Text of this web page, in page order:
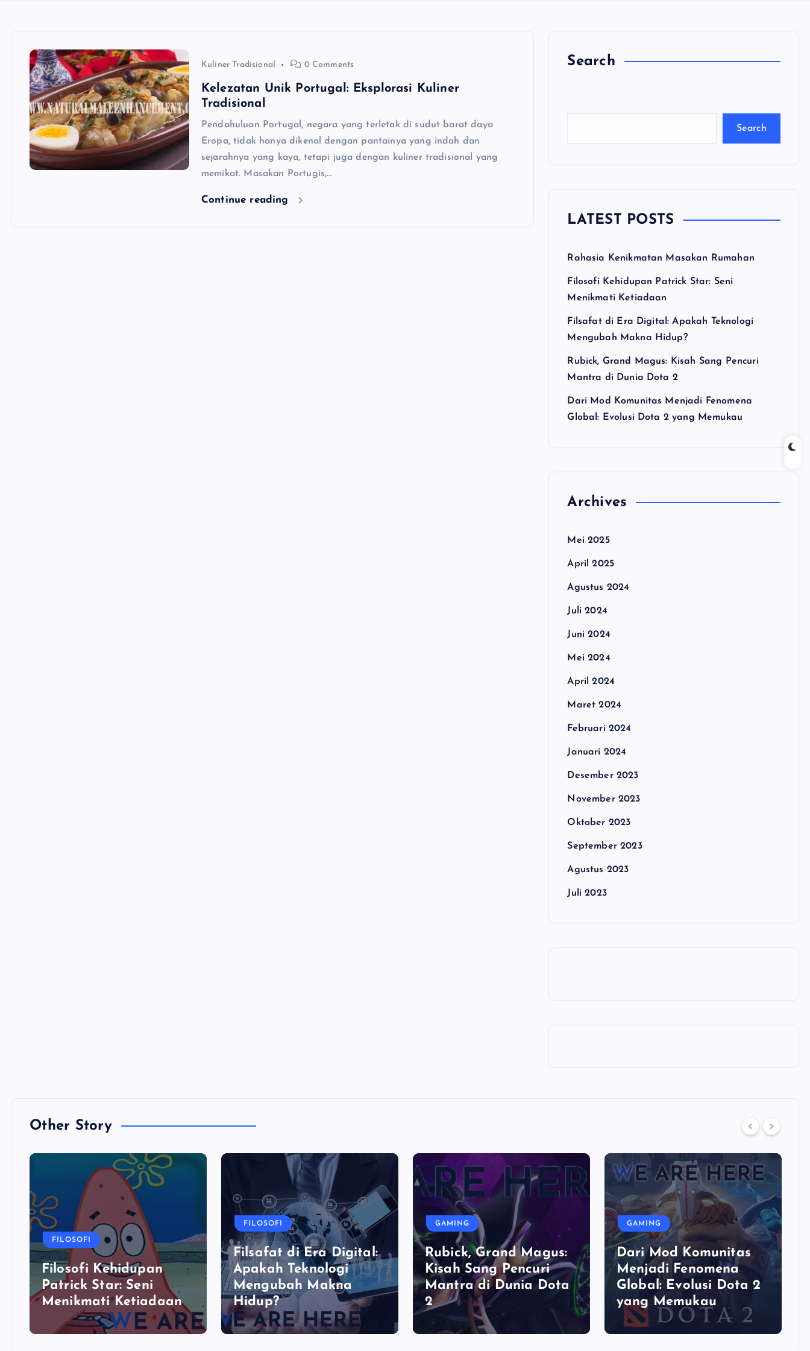
Kuliner Tradisional 0 Comments
Kelezatan Unik Portugal: Eksplorasi Kuliner
Tradisional
Pendahuluan Portugal, negara yang terletak di sudut barat daya
Eropa, tidak hanya dikenal dengan pantainya yang indah dan
sejarahnya yang kaya, tetapi juga dengan kuliner tradisional yang
memikat. Masakan Portugis,…
Continue reading
Search
C
Search
LATEST POSTS
Rahasia Kenikmatan Masakan Rumahan
Filosofi Kehidupan Patrick Star: Seni
Menikmati Ketiadaan
Filsafat di Era Digital: Apakah Teknologi
Mengubah Makna Hidup?
Rubick, Grand Magus: Kisah Sang Pencuri
Mantra di Dunia Dota 2
Dari Mod Komunitas Menjadi Fenomena
Global: Evolusi Dota 2 yang Memukau
Archives
Mei 2025
April 2025
Agustus 2024
Juli 2024
Juni 2024
Mei 2024
April 2024
Maret 2024
Februari 2024
Januari 2024
Desember 2023
November 2023
Oktober 2023
September 2023
Agustus 2023
Juli 2023
Other Story
FILOSOFI
Filosofi Kehidupan
Patrick Star: Seni
Menikmati Ketiadaan
FILOSOFI
Filsafat di Era Digital:
Apakah Teknologi
Mengubah Makna
Hidup?
GAMING
Rubick, Grand Magus:
Kisah Sang Pencuri
Mantra di Dunia Dota
2
GAMING
Dari Mod Komunitas
Menjadi Fenomena
Global: Evolusi Dota 2
yang Memukau